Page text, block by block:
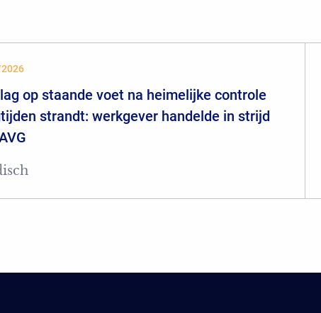
op staande voet na heimelijke controle
strandt: werkgever handelde in strijd